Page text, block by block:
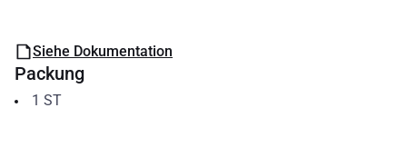
Siehe Dokumentation
Packung
1 ST